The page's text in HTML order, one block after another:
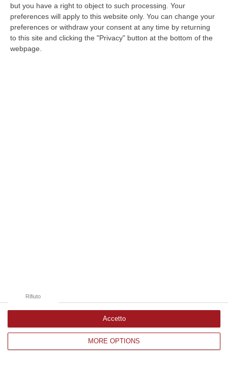
but you have a right to object to such processing. Your
preferences will apply to this website only. You can change your
preferences or withdraw your consent at any time by returning
to this site and clicking the "Privacy" button at the bottom of the
webpage.
MORE OPTIONS
Rifiuto
Accetto
Messina, I “No Ponte” Di Nuovo In Marcia
“MESSINA “Chiediamo che venga chiusa la società Stretto di Messina. La
liquidazione era stata già indicata dal governo Monti nel 2013, e la…
08 Agosto, 21:20
Corriere delle Calabria è una testata giornalistica di News&Com S.r.l